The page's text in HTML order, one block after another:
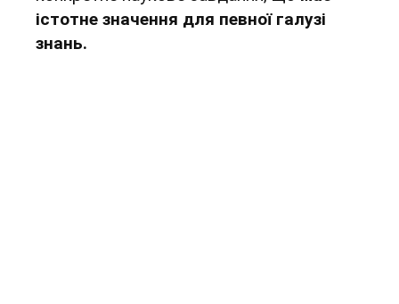
істотне значення для певної галузі
знань.